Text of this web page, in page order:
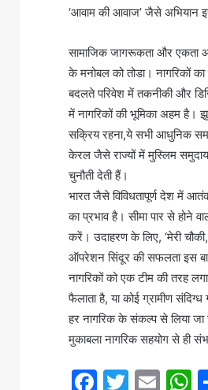
‘आवाम की आवाज’ जैसे अभियान
सामाजिक जागरूकता और एकता
के मनोबल को तोडा। नागरिकों
बदलते परिवेश में तकनीकी और
में नागरिकों की भूमिका अहम है।
सक्रिय रहना,ये सभी आधुनिक
केरल जैसे राज्यों में मुस्लिम
चुनौती देती हैं।
भारत जैसे विविधतापूर्ण देश में
का प्रभाव है। सीमा पार से होने
करें। उदाहरण के लिए, ‘मेरी चौकी,
ऑपरेशन सिंदूर की सफलता इस
नागरिकों को एक टीम की तरह
फैलाता है, या कोई ग्रामीण
हर नागरिक के संकल्प से लिया जा
मुकाबला नागरिक सहयोग से ही
F
T
E